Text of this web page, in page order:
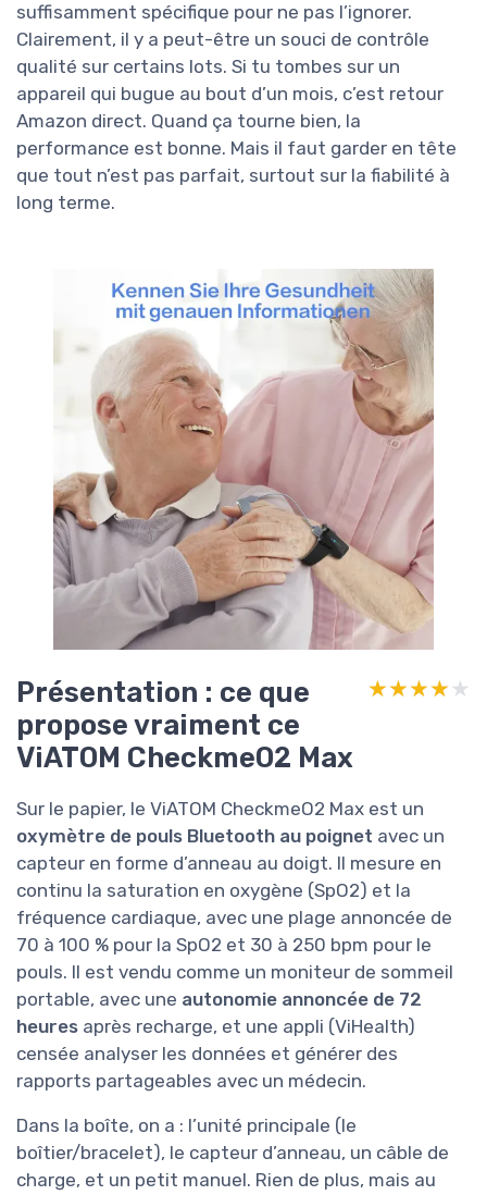
suffisamment spécifique pour ne pas l’ignorer.
Clairement, il y a peut-être un souci de contrôle
qualité sur certains lots. Si tu tombes sur un
appareil qui bugue au bout d’un mois, c’est retour
Amazon direct. Quand ça tourne bien, la
performance est bonne. Mais il faut garder en tête
que tout n’est pas parfait, surtout sur la fiabilité à
long terme.
Présentation : ce que
propose vraiment ce
ViATOM CheckmeO2 Max
★★★★★
★★★★★
Sur le papier, le ViATOM CheckmeO2 Max est un
oxymètre de pouls Bluetooth au poignet avec un
capteur en forme d’anneau au doigt. Il mesure en
continu la saturation en oxygène (SpO2) et la
fréquence cardiaque, avec une plage annoncée de
70 à 100 % pour la SpO2 et 30 à 250 bpm pour le
pouls. Il est vendu comme un moniteur de sommeil
portable, avec une autonomie annoncée de 72
heures après recharge, et une appli (ViHealth)
censée analyser les données et générer des
rapports partageables avec un médecin.
Dans la boîte, on a : l’unité principale (le
boîtier/bracelet), le capteur d’anneau, un câble de
charge, et un petit manuel. Rien de plus, mais au